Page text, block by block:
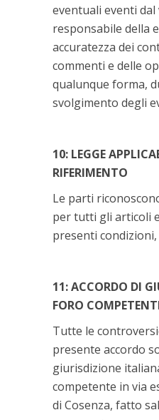
eventuali eventi dal
responsabile della
accuratezza dei
commenti e delle
qualunque forma,
svolgimento degli
10: LEGGE
RIFERIMENTO
Le parti
per tutti gli articoli
presenti
11: ACCORDO DI
FORO
Tutte le
presente accordo
giurisdizione
competente in via
di Cosenza, fatto